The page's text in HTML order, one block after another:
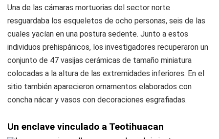
Una de las cámaras mortuorias del sector norte
resguardaba los esqueletos de ocho personas, seis de las
cuales yacían en una postura sedente. Junto a estos
individuos prehispánicos, los investigadores recuperaron un
conjunto de 47 vasijas cerámicas de tamaño miniatura
colocadas a la altura de las extremidades inferiores. En el
sitio también aparecieron ornamentos elaborados con
concha nácar y vasos con decoraciones esgrafiadas.
Un enclave vinculado a Teotihuacan